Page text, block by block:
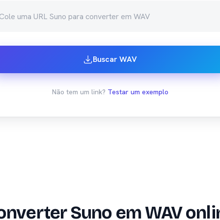
Buscar WAV
Não tem um link? Testar um exemplo
Suno em WAV